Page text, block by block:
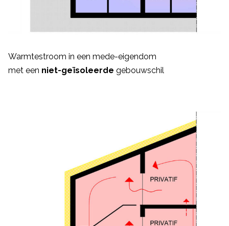
Warmtestroom in een mede-eigendom
met een niet-geïsoleerde gebouwschil